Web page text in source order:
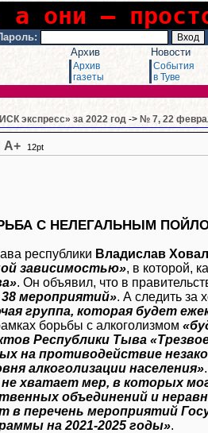
а они –
Архив
Архив
газеты
Новости
События
в Туве
экспресс» за 2022 год -> № 7, 22
A+ 12pt
С НЕЛЕГАЛЬНЫМ
республики Владислав
зависимостью», в которой,
. Он объявил, что в
мероприятий». А следить за
группа, которая будет
борьбы с алкоголизмом
Республики Тыва
на противодействие
алкоголизации населения»
не хватает мер, в которых
объединений и
в перечень мероприятий
на 2021-2025 годы».